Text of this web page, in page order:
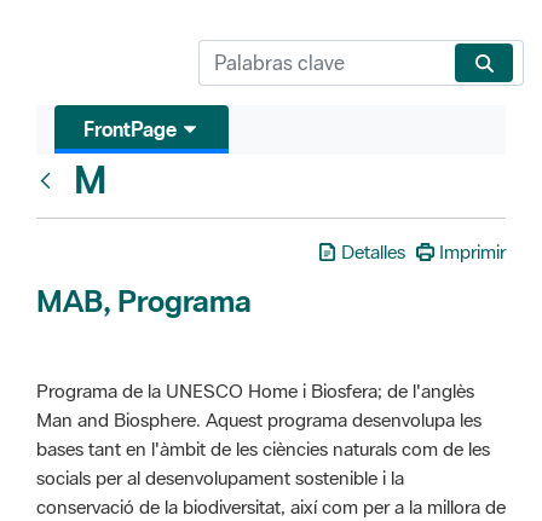
FrontPage
M
Detalles Imprimir
MAB, Programa
Programa de la UNESCO Home i Biosfera; de l'anglès
Man and Biosphere. Aquest programa desenvolupa les
bases tant en l'àmbit de les ciències naturals com de les
socials per al desenvolupament sostenible i la
conservació de la biodiversitat, així com per a la millora de